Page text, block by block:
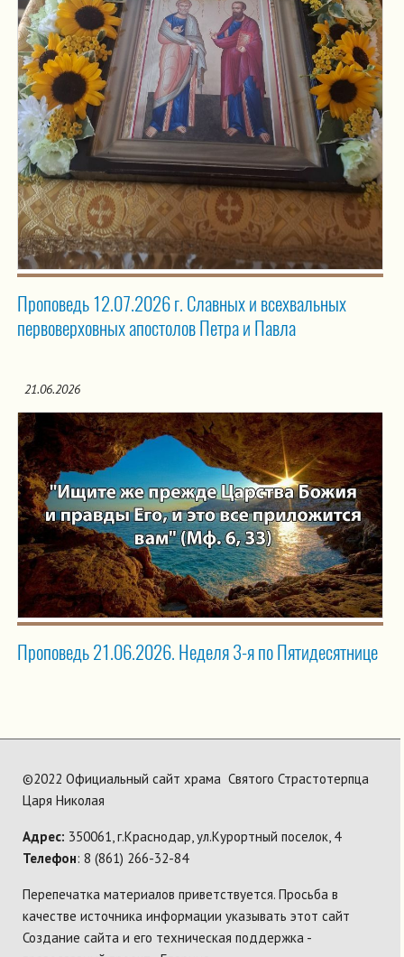
Проповедь 12.07.2026 г. Славных и всехвальных
первоверховных апостолов Петра и Павла
21.06.2026
Проповедь 21.06.2026. Неделя 3-я по Пятидесятнице
©2022 Официальный сайт храма Святого Страстотерпца
Царя Николая
Адрес: 350061, г.Краснодар, ул.Курортный поселок, 4
Телефон: 8 (861) 266-32-84
Перепечатка материалов приветствуется. Просьба в
качестве источника информации указывать этот сайт
Создание сайта и его техническая поддержка -